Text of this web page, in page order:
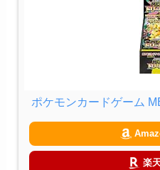
ポケモンカードゲーム
楽